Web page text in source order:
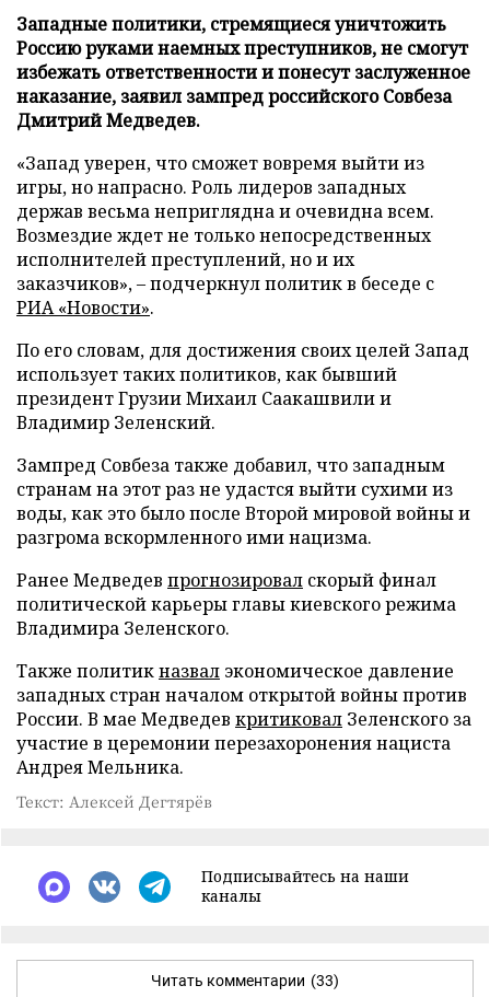
Западные политики, стремящиеся уничтожить
Россию руками наемных преступников, не смогут
избежать ответственности и понесут заслуженное
наказание, заявил зампред российского Совбеза
Дмитрий Медведев.
«Запад уверен, что сможет вовремя выйти из
игры, но напрасно. Роль лидеров западных
держав весьма неприглядна и очевидна всем.
Возмездие ждет не только непосредственных
исполнителей преступлений, но и их
заказчиков», – подчеркнул политик в беседе с
РИА «Новости».
По его словам, для достижения своих целей Запад
использует таких политиков, как бывший
президент Грузии Михаил Саакашвили и
Владимир Зеленский.
Зампред Совбеза также добавил, что западным
странам на этот раз не удастся выйти сухими из
воды, как это было после Второй мировой войны и
разгрома вскормленного ими нацизма.
Ранее Медведев прогнозировал скорый финал
политической карьеры главы киевского режима
Владимира Зеленского.
Также политикназвал экономическое давление
западных стран началом открытой войны против
России. В мае Медведев критиковал Зеленского за
участие в церемонии перезахоронения нациста
Андрея Мельника.
Текст: Алексей Дегтярёв
Подписывайтесь на наши
каналы
Читать комментарии (33)